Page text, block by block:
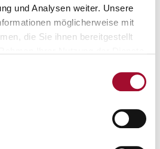
und Analysen weiter. Unsere
möglicherweise mit
die Sie ihnen bereitgestellt
Schoko-Spritzgebäck
3,5 kg im Eimer